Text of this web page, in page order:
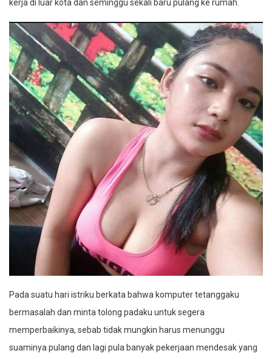
kerja di luar kota dan seminggu sekali baru pulang ke rumah.
Pada suatu hari istriku berkata bahwa komputer tetanggaku
bermasalah dan minta tolong padaku untuk segera
memperbaikinya, sebab tidak mungkin harus menunggu
suaminya pulang dan lagi pula banyak pekerjaan mendesak yang